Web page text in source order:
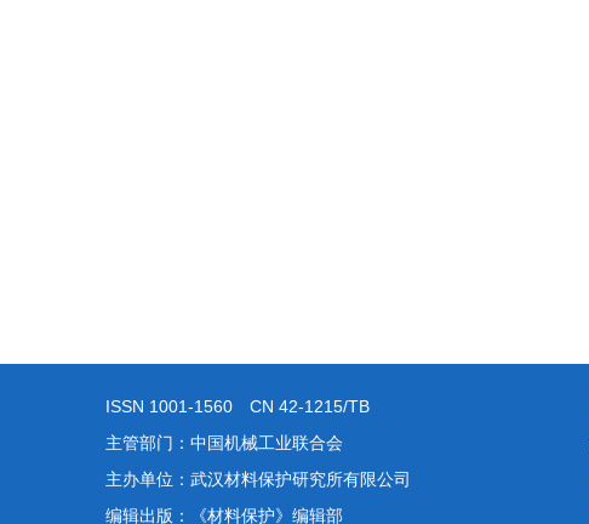
ISSN 1001-1560 CN 42-1215/TB
主管部门：中国机械工业联合会
主办单位：武汉材料保护研究所有限公司
编辑出版：《材料保护》编辑部